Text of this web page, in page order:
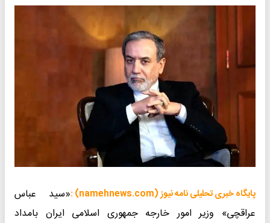
پایگاه خبری تحلیلی نامه نیوز (namehnews.com) :
«سید عباس
عراقچی» وزیر امور خارجه جمهوری اسلامی ایران بامداد